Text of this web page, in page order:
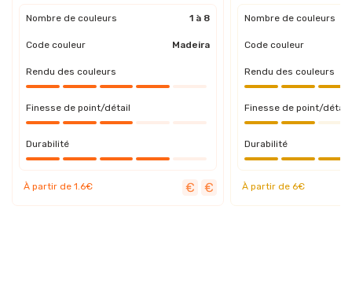
Nombre de couleurs 1 à 8
Code couleur Madeira
Rendu des couleurs
Finesse de point/détail
Durabilité
À partir de 1.6€
Nombre de couleurs
Code couleur
Rendu des couleurs
Finesse de point/détail
Durabilité
À partir de 6€